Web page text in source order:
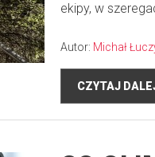
ekipy, w
Autor: Michał
CZYTAJ